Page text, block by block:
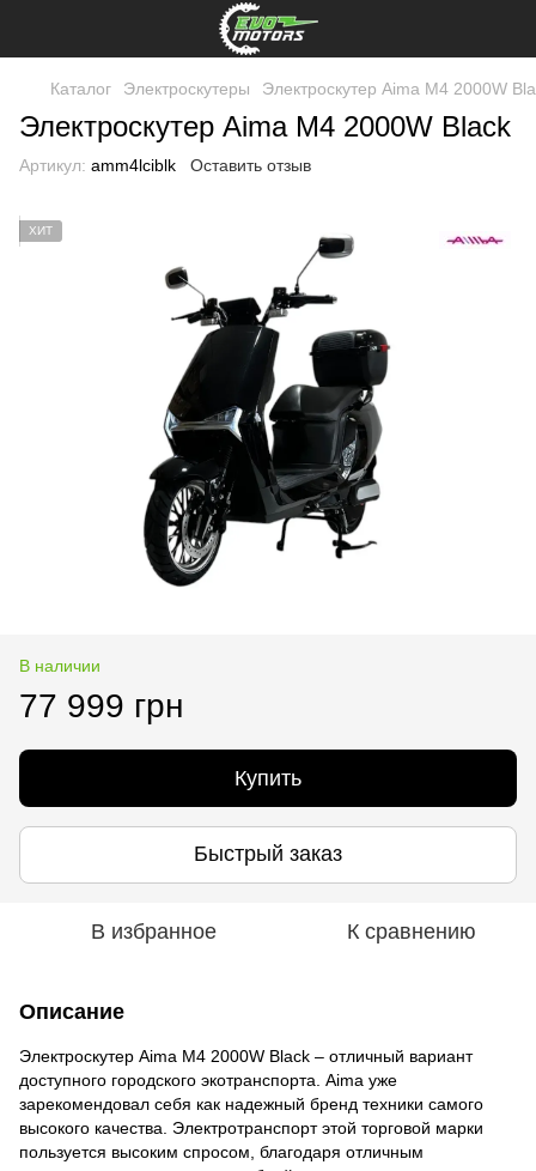
Каталог Электроскутеры Электроскутер Aima M4 2000W
Электроскутер Aima M4 2000W Black
Артикул: amm4lciblk Оставить отзыв
ХИТ
В наличии
77 999 грн
Купить
Быстрый заказ
В избранное К сравнению
Описание
Электроскутер Aima M4 2000W Black – отличный вариант
доступного городского экотранспорта. Aima уже
зарекомендовал себя как надежный бренд техники самого
высокого качества. Электротранспорт этой торговой марки
пользуется высоким спросом, благодаря отличным